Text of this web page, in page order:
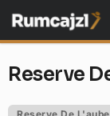
na
obsah
Reserve